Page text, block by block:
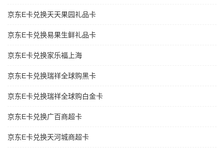
京东E卡兑换天天果园礼品卡
京东E卡兑换易果生鲜礼品卡
京东E卡兑换家乐福上海
京东E卡兑换瑞祥全球购黑卡
京东E卡兑换瑞祥全球购白金卡
京东E卡兑换广百商超卡
京东E卡兑换天河城商超卡